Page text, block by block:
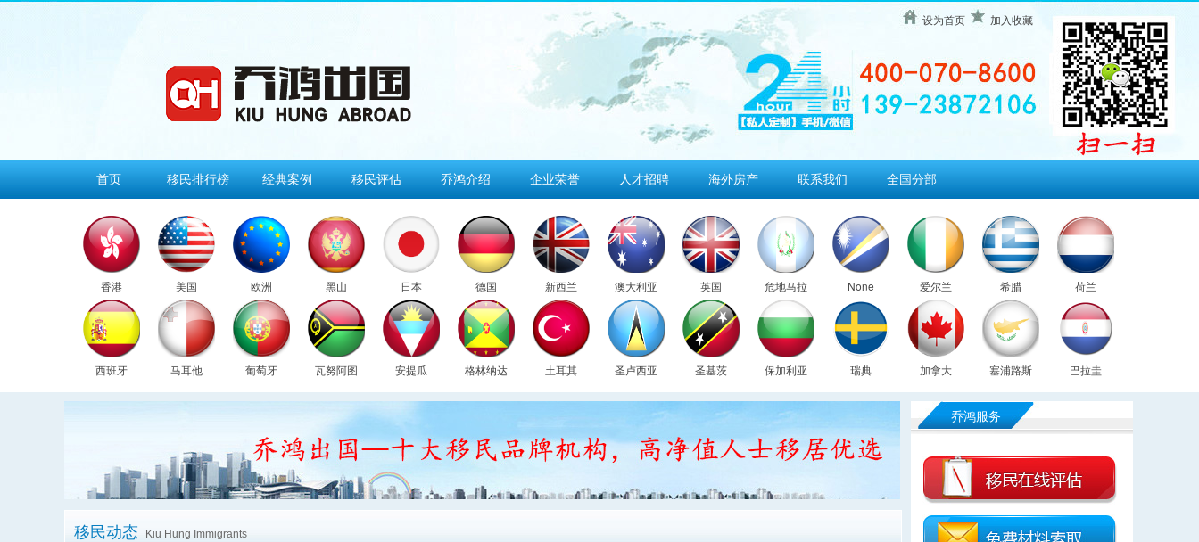
设为首页 加入收藏
首页 移民排行榜 经典案例 移民评估 乔鸿介绍 企业荣誉 人才招聘 海外房产 联系我们 全国分部
香港 美国 欧洲 黑山 日本 德国 新西兰 澳大利亚 英国 危地马拉 None 爱尔兰 希腊 荷兰
西班牙 马耳他 葡萄牙 瓦努阿图 安提瓜 格林纳达 土耳其 圣卢西亚 圣基茨 保加利亚 瑞典 加拿大 塞浦路斯 巴拉圭
移民动态 Kiu Hung Immigrants
乔鸿服务